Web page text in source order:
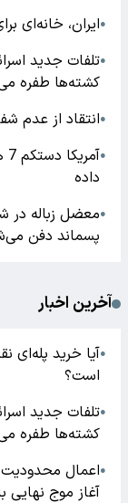
●ایران، خانه‌ای
●تلفات جدید
کشته‌ها طفره
●انتقاد از عدم
●
داده
●معضل زباله در
پسماند دفن
آخرین اخبار
●آیا خرید پله‌ای
است؟
●تلفات جدید
کشته‌ها طفره
●
آغاز موج نهایی